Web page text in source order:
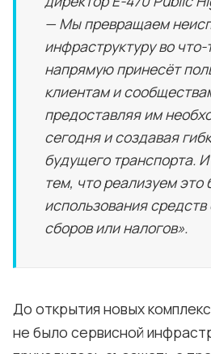
— Мы превращаем
инфраструктуру во что-
напрямую принесёт
клиентам и
предоставляя им
сегодня и создавая
будущего транспорта.
тем, что реализуем это
использования
сборов или налогов».
До открытия новых
не было сервисной